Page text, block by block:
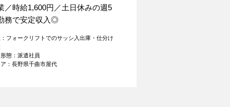
／時給1,600円／土日休みの週5
務で安定収入◎
フォークリフトでのサッシ入出庫・仕分け
態：派遣社員
：長野県千曲市屋代